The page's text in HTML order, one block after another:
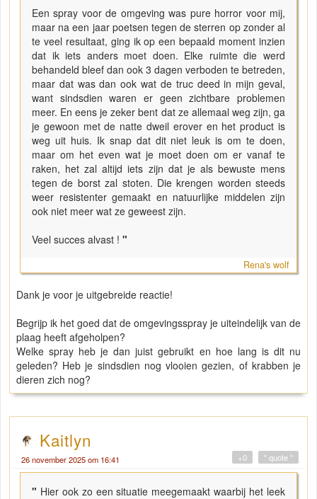
Een spray voor de omgeving was pure horror voor mij,
maar na een jaar poetsen tegen de sterren op zonder al
te veel resultaat, ging ik op een bepaald moment inzien
dat ik iets anders moet doen. Elke ruimte die werd
behandeld bleef dan ook 3 dagen verboden te betreden,
maar dat was dan ook wat de truc deed in mijn geval,
want sindsdien waren er geen zichtbare problemen
meer. En eens je zeker bent dat ze allemaal weg zijn, ga
je gewoon met de natte dweil erover en het product is
weg uit huis. Ik snap dat dit niet leuk is om te doen,
maar om het even wat je moet doen om er vanaf te
raken, het zal altijd iets zijn dat je als bewuste mens
tegen de borst zal stoten. Die krengen worden steeds
weer resistenter gemaakt en natuurlijke middelen zijn
ook niet meer wat ze geweest zijn.
Veel succes alvast ! "
Rena's wolf
Dank je voor je uitgebreide reactie!
Begrijp ik het goed dat de omgevingsspray je uiteindelijk van de
plaag heeft afgeholpen?
Welke spray heb je dan juist gebruikt en hoe lang is dit nu
geleden? Heb je sindsdien nog vlooien gezien, of krabben je
dieren zich nog?
Kaitlyn
26 november 2025 om 16:41 " quote "
+0
" Hier ook zo een situatie meegemaakt waarbij het leek